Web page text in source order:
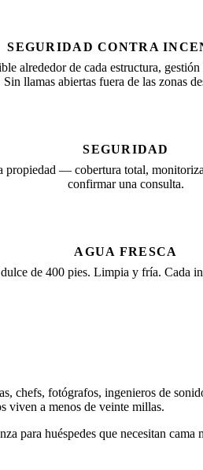
SEGURIDAD CONTRA
alrededor de cada estructura,
Sin llamas abiertas fuera de las zonas
SEGURIDAD
— cobertura total,
confirmar una consulta.
AGUA FRESCA
de 400 pies. Limpia y fría. Cada
chefs, fotógrafos, ingenieros de
viven a menos de veinte millas.
para huéspedes que necesitan